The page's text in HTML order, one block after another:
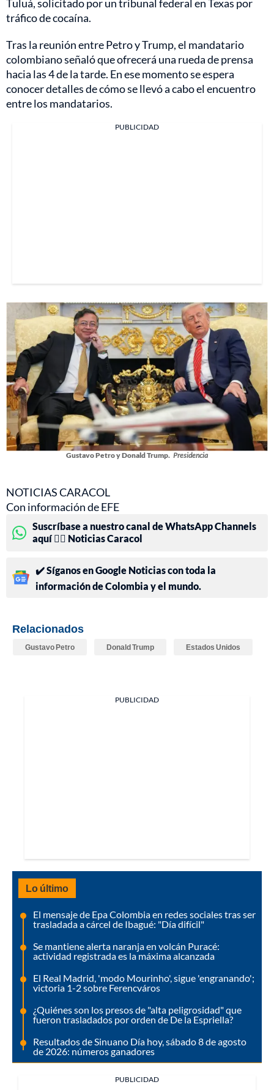
Tuluá, solicitado por un tribunal federal en Texas por
tráfico de cocaína.
Tras la reunión entre Petro y Trump, el mandatario
colombiano señaló que ofrecerá una rueda de prensa
hacia las 4 de la tarde. En ese momento se espera
conocer detalles de cómo se llevó a cabo el encuentro
entre los mandatarios.
PUBLICIDAD
Gustavo Petro y Donald Trump. Presidencia
NOTICIAS CARACOL
Con información de EFE
Suscríbase a nuestro canal de WhatsApp Channels
aquí 👉🏻 Noticias Caracol
✔️ Síganos en Google Noticias con toda la
información de Colombia y el mundo.
Relacionados
Gustavo Petro Donald Trump Estados Unidos
PUBLICIDAD
Lo último
El mensaje de Epa Colombia en redes sociales tras ser
trasladada a cárcel de Ibagué: "Día difícil"
Se mantiene alerta naranja en volcán Puracé:
actividad registrada es la máxima alcanzada
El Real Madrid, 'modo Mourinho', sigue 'engranando';
victoria 1-2 sobre Ferencváros
¿Quiénes son los presos de "alta peligrosidad" que
fueron trasladados por orden de De la Espriella?
Resultados de Sinuano Día hoy, sábado 8 de agosto
de 2026: números ganadores
PUBLICIDAD